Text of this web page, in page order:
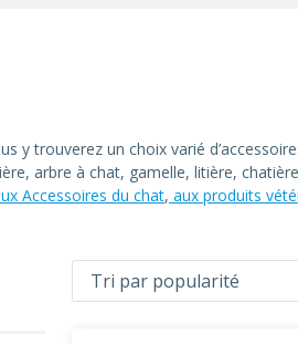
y trouverez un choix varié
arbre à chat, gamelle, litière,
Accessoires du chat, aux produits